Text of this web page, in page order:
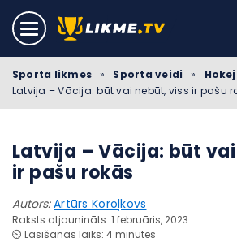
Sporta likmes » Sporta veidi »
Latvija – Vācija: būt vai nebūt, viss ir pašu
Latvija – Vācija: būt
ir pašu rokās
Autors:Artūrs Koroļkovs
Raksts atjaunināts: 1 februāris, 2023
⏲️ Lasīšanas laiks: 4 minūtes